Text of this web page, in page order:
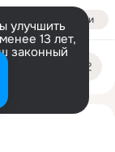
Войти
улучшить
13 лет,
законный